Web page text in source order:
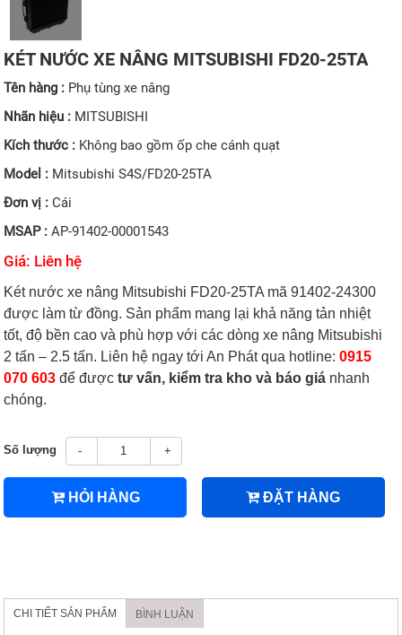
KÉT NƯỚC XE NÂNG MITSUBISHI FD20-25TA
Tên hàng : Phụ tùng xe nâng
Nhãn hiệu : MITSUBISHI
Kích thước : Không bao gồm ốp che cánh quạt
Model : Mitsubishi S4S/FD20-25TA
Đơn vị :Cái
MSAP :AP-91402-00001543
Giá: Liên hệ
Két nước xe nâng Mitsubishi FD20-25TA mã 91402-24300
được làm từ đồng. Sản phẩm mang lại khả năng tản nhiệt
tốt, độ bền cao và phù hợp với các dòng xe nâng Mitsubishi
2 tấn – 2.5 tấn. Liên hệ ngay tới An Phát qua hotline:0915
070 603 để đượctư vấn, kiểm tra kho và báo giá nhanh
chóng.
Số lượng - +
HỎI HÀNG ĐẶT HÀNG
CHI TIẾT SẢN PHẨM BÌNH LUẬN